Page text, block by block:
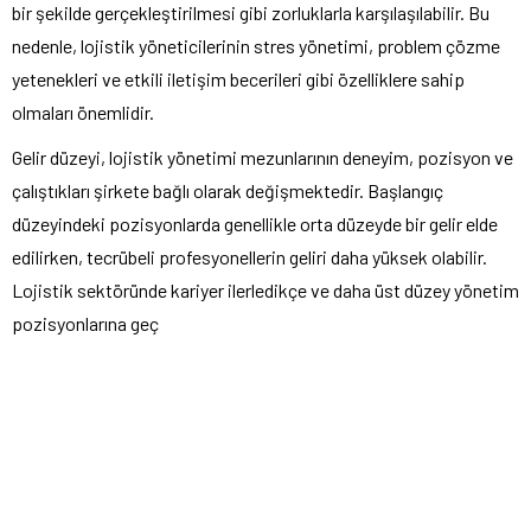
bir şekilde gerçekleştirilmesi gibi zorluklarla karşılaşılabilir. Bu
nedenle, lojistik yöneticilerinin stres yönetimi, problem çözme
yetenekleri ve etkili iletişim becerileri gibi özelliklere sahip
olmaları önemlidir.
Gelir düzeyi, lojistik yönetimi mezunlarının deneyim, pozisyon ve
çalıştıkları şirkete bağlı olarak değişmektedir. Başlangıç ​​
düzeyindeki pozisyonlarda genellikle orta düzeyde bir gelir elde
edilirken, tecrübeli profesyonellerin geliri daha yüksek olabilir.
Lojistik sektöründe kariyer ilerledikçe ve daha üst düzey yönetim
pozisyonlarına geç